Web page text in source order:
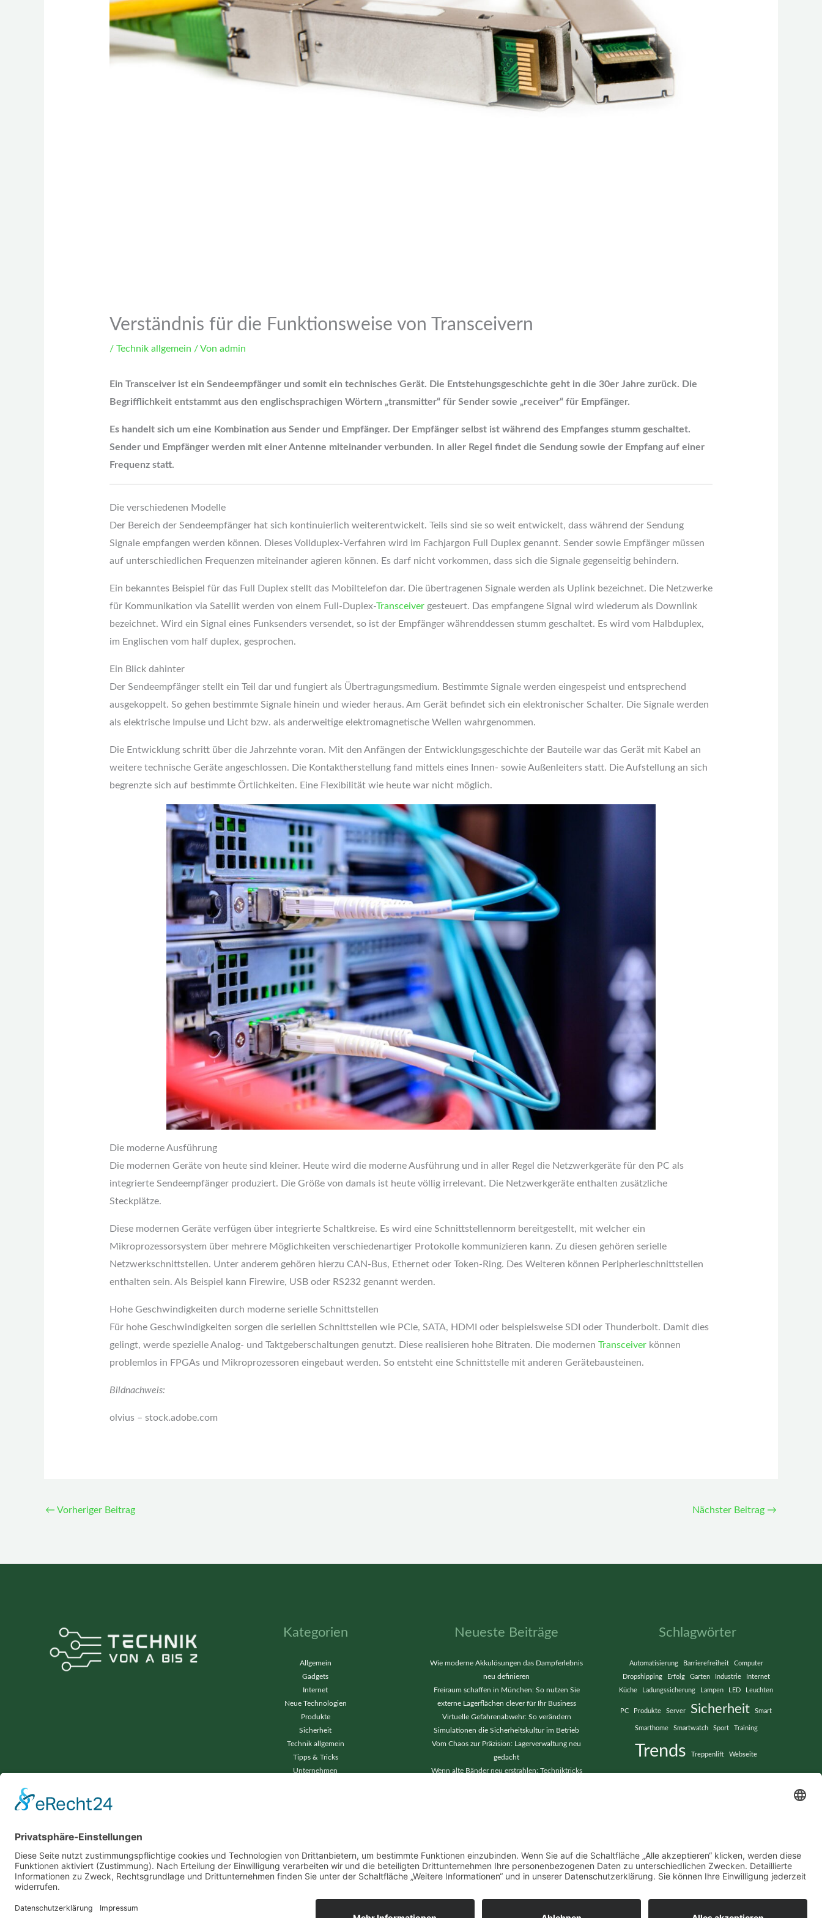
Verständnis für die Funktionsweise von Transceivern
/ Technik allgemein / Von admin
Ein Transceiver ist ein Sendeempfänger und somit ein technisches Gerät. Die Entstehungsgeschichte geht in die 30er Jahre zurück. Die
Begrifflichkeit entstammt aus den englischsprachigen Wörtern „transmitter“ für Sender sowie „receiver“ für Empfänger.
Es handelt sich um eine Kombination aus Sender und Empfänger. Der Empfänger selbst ist während des Empfanges stumm geschaltet.
Sender und Empfänger werden mit einer Antenne miteinander verbunden. In aller Regel findet die Sendung sowie der Empfang auf einer
Frequenz statt.
Die verschiedenen Modelle
Der Bereich der Sendeempfänger hat sich kontinuierlich weiterentwickelt. Teils sind sie so weit entwickelt, dass während der Sendung
Signale empfangen werden können. Dieses Vollduplex-Verfahren wird im Fachjargon Full Duplex genannt. Sender sowie Empfänger müssen
auf unterschiedlichen Frequenzen miteinander agieren können. Es darf nicht vorkommen, dass sich die Signale gegenseitig behindern.
Ein bekanntes Beispiel für das Full Duplex stellt das Mobiltelefon dar. Die übertragenen Signale werden als Uplink bezeichnet. Die Netzwerke
für Kommunikation via Satellit werden von einem Full-Duplex-Transceivergesteuert. Das empfangene Signal wird wiederum als Downlink
bezeichnet. Wird ein Signal eines Funksenders versendet, so ist der Empfänger währenddessen stumm geschaltet. Es wird vom Halbduplex,
im Englischen vom half duplex, gesprochen.
Ein Blick dahinter
Der Sendeempfänger stellt ein Teil dar und fungiert als Übertragungsmedium. Bestimmte Signale werden eingespeist und entsprechend
ausgekoppelt. So gehen bestimmte Signale hinein und wieder heraus. Am Gerät befindet sich ein elektronischer Schalter. Die Signale werden
als elektrische Impulse und Licht bzw. als anderweitige elektromagnetische Wellen wahrgenommen.
Die Entwicklung schritt über die Jahrzehnte voran. Mit den Anfängen der Entwicklungsgeschichte der Bauteile war das Gerät mit Kabel an
weitere technische Geräte angeschlossen. Die Kontaktherstellung fand mittels eines Innen- sowie Außenleiters statt. Die Aufstellung an sich
begrenzte sich auf bestimmte Örtlichkeiten. Eine Flexibilität wie heute war nicht möglich.
Die moderne Ausführung
Die modernen Geräte von heute sind kleiner. Heute wird die moderne Ausführung und in aller Regel die Netzwerkgeräte für den PC als
integrierte Sendeempfänger produziert. Die Größe von damals ist heute völlig irrelevant. Die Netzwerkgeräte enthalten zusätzliche
Steckplätze.
Diese modernen Geräte verfügen über integrierte Schaltkreise. Es wird eine Schnittstellennorm bereitgestellt, mit welcher ein
Mikroprozessorsystem über mehrere Möglichkeiten verschiedenartiger Protokolle kommunizieren kann. Zu diesen gehören serielle
Netzwerkschnittstellen. Unter anderem gehören hierzu CAN-Bus, Ethernet oder Token-Ring. Des Weiteren können Peripherieschnittstellen
enthalten sein. Als Beispiel kann Firewire, USB oder RS232 genannt werden.
Hohe Geschwindigkeiten durch moderne serielle Schnittstellen
Für hohe Geschwindigkeiten sorgen die seriellen Schnittstellen wie PCIe, SATA, HDMI oder beispielsweise SDI oder Thunderbolt. Damit dies
gelingt, werde spezielle Analog- und Taktgeberschaltungen genutzt. Diese realisieren hohe Bitraten. Die modernen Transceiverkönnen
problemlos in FPGAs und Mikroprozessoren eingebaut werden. So entsteht eine Schnittstelle mit anderen Gerätebausteinen.
Bildnachweis:
olvius – stock.adobe.com
← Vorheriger Beitrag Nächster Beitrag →
Kategorien
Allgemein
Gadgets
Internet
Neue Technologien
Produkte
Sicherheit
Technik allgemein
Tipps & Tricks
Unternehmen
Neueste Beiträge
Wie moderne Akkulösungen das Dampferlebnis
neu definieren
Freiraum schaffen in München: So nutzen Sie
externe Lagerflächen clever für Ihr Business
Virtuelle Gefahrenabwehr: So verändern
Simulationen die Sicherheitskultur im Betrieb
Vom Chaos zur Präzision: Lagerverwaltung neu
gedacht
Wenn alte Bänder neu erstrahlen: Techniktricks
Schlagwörter
Automatisierung Barrierefreiheit
Computer
Dropshipping
Erfolg Garten Industrie
Internet
Küche
Ladungssicherung Lampen LED Leuchten
PC Produkte Server Sicherheit Smart
Smarthome Smartwatch Sport Training
Trends Treppenlift Webseite